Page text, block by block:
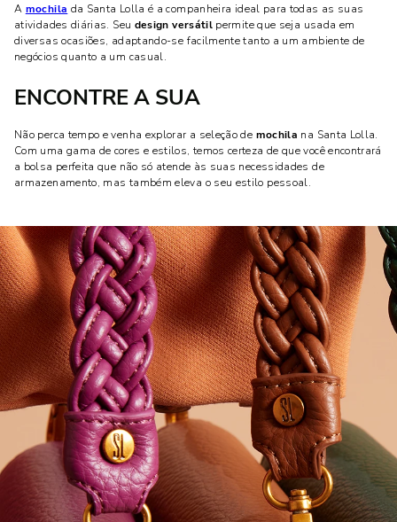
A mochila da Santa Lolla é a companheira ideal para todas as suas
atividades diárias. Seu design versátil permite que seja usada em
diversas ocasiões, adaptando-se facilmente tanto a um ambiente de
negócios quanto a um casual.
ENCONTRE A SUA
Não perca tempo e venha explorar a seleção de mochila na Santa Lolla.
Com uma gama de cores e estilos, temos certeza de que você encontrará
a bolsa perfeita que não só atende às suas necessidades de
armazenamento, mas também eleva o seu estilo pessoal.